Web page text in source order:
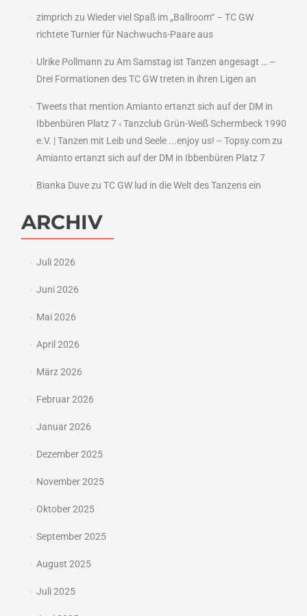
zimprich zu Wieder viel Spaß im „Ballroom“ – TC GW
richtete Turnier für Nachwuchs-Paare aus
Ulrike Pollmann zu Am Samstag ist Tanzen angesagt … –
Drei Formationen des TC GW treten in ihren Ligen an
Tweets that mention Amianto ertanzt sich auf der DM in
Ibbenbüren Platz 7 ‹ Tanzclub Grün-Weiß Schermbeck 1990
e.V. | Tanzen mit Leib und Seele ...enjoy us! -- Topsy.comzu
Amianto ertanzt sich auf der DM in Ibbenbüren Platz 7
Bianka Duvezu TC GW lud in die Welt des Tanzens ein
ARCHIV
Juli 2026
Juni 2026
Mai 2026
April 2026
März 2026
Februar 2026
Januar 2026
Dezember 2025
November 2025
Oktober 2025
September 2025
August 2025
Juli 2025